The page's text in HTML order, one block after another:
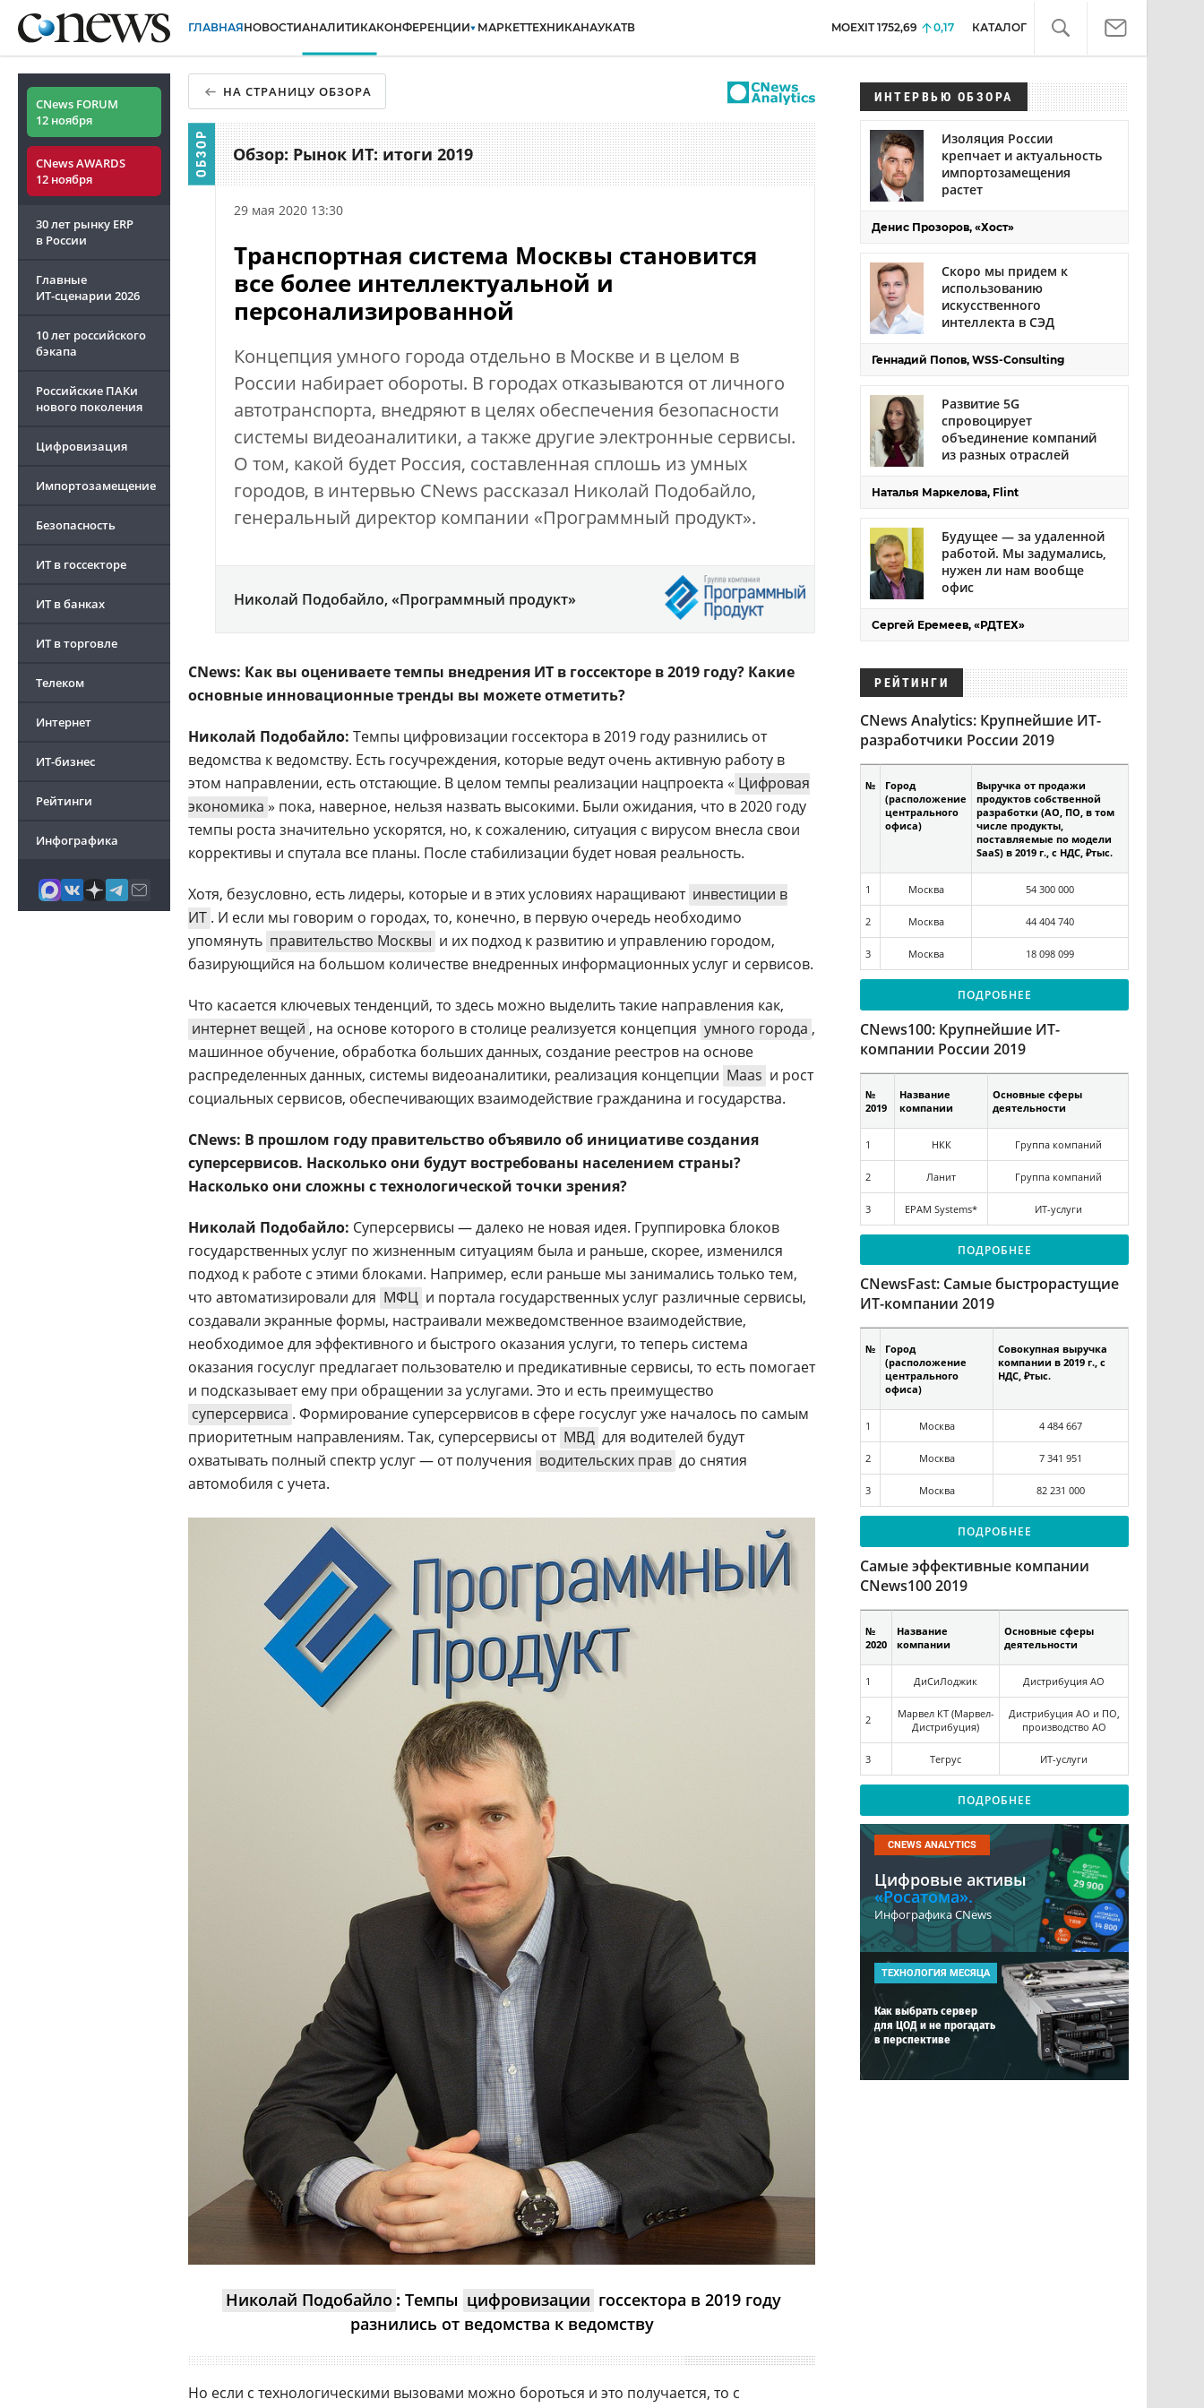
ГЛАВНАЯНОВОСТИАНАЛИТИКАКОНФЕРЕНЦИИ МАРКЕТТЕХНИКАНАУКАТВ MOEXIT 1752,69 0,17 КАТАЛОГ
CNews FORUM
12 ноября
CNews AWARDS
12 ноября
30 лет рынку ERP
в России
Главные
ИТ-сценарии 2026
10 лет российского
бэкапа
Российские ПАКи
нового поколения
Цифровизация
Импортозамещение
Безопасность
ИТ в госсекторе
ИТ в банках
ИТ в торговле
Телеком
Интернет
ИТ-бизнес
Рейтинги
Инфографика
НА СТРАНИЦУ ОБЗОРА
Обзор: Рынок ИТ: итоги 2019
29 мая 2020 13:30
Транспортная система Москвы становится
все более интеллектуальной и
персонализированной
Концепция умного города отдельно в Москве и в целом в
России набирает обороты. В городах отказываются от личного
автотранспорта, внедряют в целях обеспечения безопасности
системы видеоаналитики, а также другие электронные сервисы.
О том, какой будет Россия, составленная сплошь из умных
городов, в интервью CNews рассказал Николай Подобайло,
генеральный директор компании «Программный продукт».
Николай Подобайло, «Программный продукт»
CNews: Как вы оцениваете темпы внедрения ИТ в госсекторе в 2019 году? Какие
основные инновационные тренды вы можете отметить?
Николай Подобайло: Темпы цифровизации госсектора в 2019 году разнились от
ведомства к ведомству. Есть госучреждения, которые ведут очень активную работу в
этом направлении, есть отстающие. В целом темпы реализации нацпроекта « Цифровая
экономика » пока, наверное, нельзя назвать высокими. Были ожидания, что в 2020 году
темпы роста значительно ускорятся, но, к сожалению, ситуация с вирусом внесла свои
коррективы и спутала все планы. После стабилизации будет новая реальность.
Хотя, безусловно, есть лидеры, которые и в этих условиях наращивают инвестиции в
ИТ . И если мы говорим о городах, то, конечно, в первую очередь необходимо
упомянуть правительство Москвы и их подход к развитию и управлению городом,
базирующийся на большом количестве внедренных информационных услуг и сервисов.
Что касается ключевых тенденций, то здесь можно выделить такие направления как,
интернет вещей , на основе которого в столице реализуется концепция умного города ,
машинное обучение, обработка больших данных, создание реестров на основе
распределенных данных, системы видеоаналитики, реализация концепции Maas и рост
социальных сервисов, обеспечивающих взаимодействие гражданина и государства.
CNews: В прошлом году правительство объявило об инициативе создания
суперсервисов. Насколько они будут востребованы населением страны?
Насколько они сложны с технологической точки зрения?
Николай Подобайло: Суперсервисы — далеко не новая идея. Группировка блоков
государственных услуг по жизненным ситуациям была и раньше, скорее, изменился
подход к работе с этими блоками. Например, если раньше мы занимались только тем,
что автоматизировали для МФЦ и портала государственных услуг различные сервисы,
создавали экранные формы, настраивали межведомственное взаимодействие,
необходимое для эффективного и быстрого оказания услуги, то теперь система
оказания госуслуг предлагает пользователю и предикативные сервисы, то есть помогает
и подсказывает ему при обращении за услугами. Это и есть преимущество
суперсервиса . Формирование суперсервисов в сфере госуслуг уже началось по самым
приоритетным направлениям. Так, суперсервисы от МВД для водителей будут
охватывать полный спектр услуг — от получения водительских прав до снятия
автомобиля с учета.
Николай Подобайло : Темпы цифровизации госсектора в 2019 году
разнились от ведомства к ведомству
Но если с технологическими вызовами можно бороться и это получается, то с
ИНТЕРВЬЮ ОБЗОРА
Изоляция России
крепчает и актуальность
импортозамещения
растет
Денис Прозоров, «Хост»
Скоро мы придем к
использованию
искусственного
интеллекта в СЭД
Геннадий Попов, WSS-Consulting
Развитие 5G
спровоцирует
объединение компаний
из разных отраслей
Наталья Маркелова, Flint
Будущее — за удаленной
работой. Мы задумались,
нужен ли нам вообще
офис
Сергей Еремеев, «РДТЕХ»
РЕЙТИНГИ
CNews Analytics: Крупнейшие ИТ-
разработчики России 2019
№
Город
(расположение
центрального
офиса)
Выручка от продажи
продуктов собственной
разработки (АО, ПО, в том
числе продукты,
поставляемые по модели
SaaS) в 2019 г., с НДС, ₽тыс.
1 Москва 54 300 000
2 Москва 44 404 740
3 Москва 18 098 099
ПОДРОБНЕЕ
CNews100: Крупнейшие ИТ-
компании России 2019
№
2019
Название
компании
Основные сферы
деятельности
1 НКК Группа компаний
2 Ланит Группа компаний
3 EPAM Systems* ИТ-услуги
ПОДРОБНЕЕ
CNewsFast: Самые быстрорастущие
ИТ-компании 2019
№
Город
(расположение
центрального
офиса)
Совокупная выручка
компании в 2019 г., c
НДС, ₽тыс.
1 Москва 4 484 667
2 Москва 7 341 951
3 Москва 82 231 000
ПОДРОБНЕЕ
Самые эффективные компании
CNews100 2019
№
2020
Название
компании
Основные сферы
деятельности
1 ДиСиЛоджик Дистрибуция АО
2
Марвел КТ (Марвел-
Дистрибуция)
Дистрибуция АО и ПО,
производство АО
3 Тегрус ИТ-услуги
ПОДРОБНЕЕ
CNEWS ANALYTICS
Цифровые активы
«Росатома».
Инфографика CNews
ТЕХНОЛОГИЯ МЕСЯЦА
Как выбрать сервер
для ЦОД и не прогадать
в перспективе